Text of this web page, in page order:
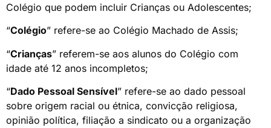
Colégio que podem incluir Crianças ou Adolescentes;
“Colégio” refere-se ao Colégio Machado de Assis;
“Crianças” referem-se aos alunos do Colégio com
idade até 12 anos incompletos;
“Dado Pessoal Sensível” refere-se ao dado pessoal
sobre origem racial ou étnica, convicção religiosa,
opinião política, filiação a sindicato ou a organização